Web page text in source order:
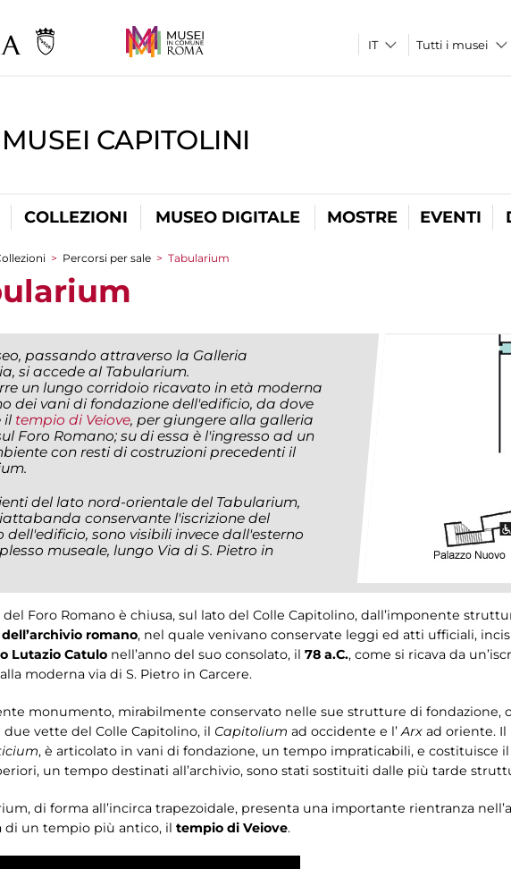
Tutti i musei
MUSEI CAPITOLINI
COLLEZIONI MUSEO DIGITALE MOSTRE EVENTI
qui
> Percorsi per sale > Tabularium
passando attraverso la Galleria
si accede al Tabularium.
un lungo corridoio ricavato in età moderna
dei vani di fondazione dell'edificio, da dove
il tempio di Veiove, per giungere alla galleria
Foro Romano; su di essa è l'ingresso ad un
con resti di costruzioni precedenti il
del lato nord-orientale del Tabularium,
conservante l'iscrizione del
dell'edificio, sono visibili invece dall'esterno
museale, lungo Via di S. Pietro in
del Foro Romano è chiusa, sul lato del Colle Capitolino, dall’imponente
romano, nel quale venivano conservate leggi ed atti ufficiali,
Lutazio Catulo nell’anno del suo consolato, il 78 a.C., come si ricava da
moderna via di S. Pietro in Carcere.
monumento, mirabilmente conservato nelle sue strutture di fondazione,
due vette del Colle Capitolino, il Capitolium ad occidente e l’Arx ad oriente. Il
, è articolato in vani di fondazione, un tempo impraticabili, e costituisce
un tempo destinati all’archivio, sono stati sostituiti dalle più tarde
di forma all’incirca trapezoidale, presenta una importante rientranza
di un tempio più antico, il tempio di Veiove.